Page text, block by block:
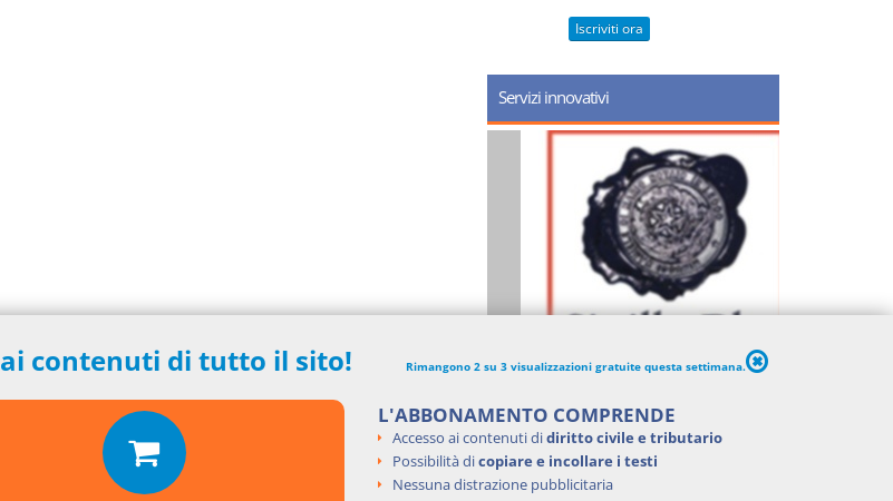
Iscriviti ora
Servizi innovativi
ai contenuti di tutto il sito! Rimangono 2 su 3 visualizzazioni gratuite questa settimana.
L'ABBONAMENTO COMPRENDE
Accesso ai contenuti didiritto civile e tributario
Possibilità dicopiare e incollare i testi
Nessuna distrazione pubblicitaria